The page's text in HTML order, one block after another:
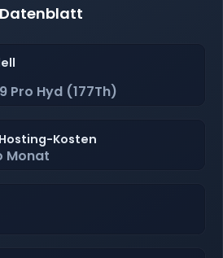
Datenblatt
Pro Hyd (177Th)
Kosten
Monat